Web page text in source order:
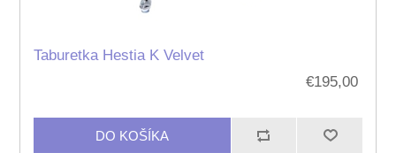
Taburetka Hestia K Velvet
€195,00